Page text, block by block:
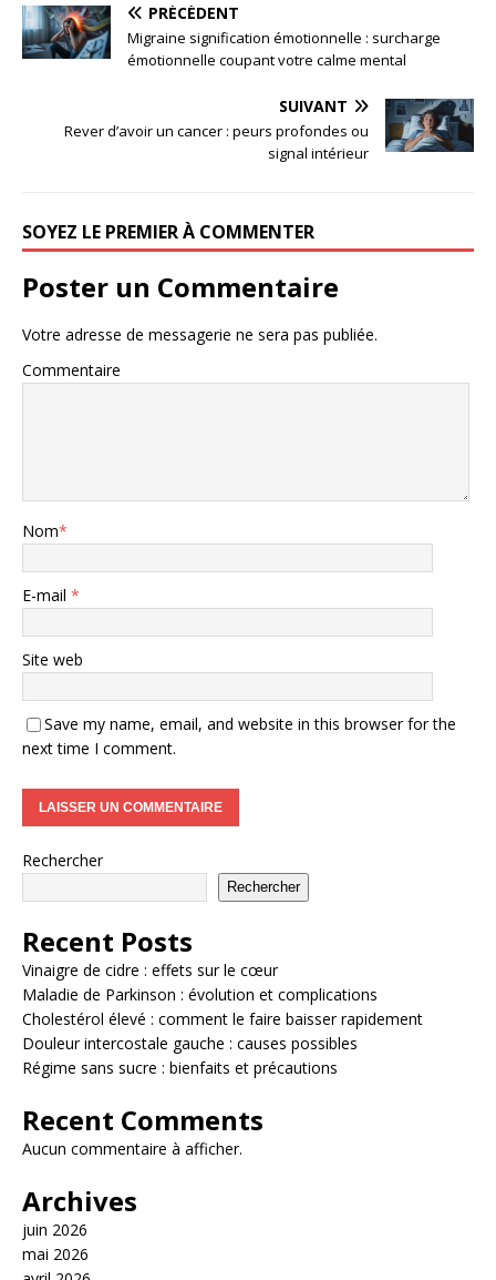
PRÉCÉDENT
Migraine signification émotionnelle : surcharge
émotionnelle coupant votre calme mental
SUIVANT
Rever d’avoir un cancer : peurs profondes ou
signal intérieur
SOYEZ LE PREMIER À COMMENTER
Poster un Commentaire
Votre adresse de messagerie ne sera pas publiée.
Commentaire
Nom*
E-mail *
Site web
Save my name, email, and website in this browser for the
next time I comment.
Rechercher
Rechercher
Recent Posts
Vinaigre de cidre : effets sur le cœur
Maladie de Parkinson : évolution et complications
Cholestérol élevé : comment le faire baisser rapidement
Douleur intercostale gauche : causes possibles
Régime sans sucre : bienfaits et précautions
Recent Comments
Aucun commentaire à afficher.
Archives
juin 2026
mai 2026